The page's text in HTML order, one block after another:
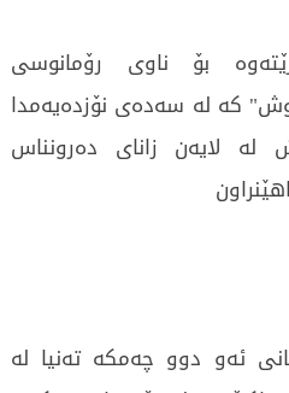
بۆ ناوی رۆمانوسی
کە لە سەدەی نۆزدەیەمدا
لە لایەن زانای دەرونناس
ئەو دوو چەمکە تەنیا لە